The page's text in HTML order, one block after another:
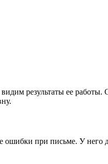
результаты ее работы.
при письме. У него